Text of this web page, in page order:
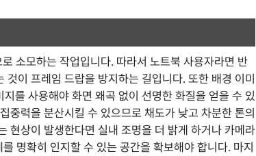
소모하는 작업입니다. 따라서 노트북 사용자라면 반
이 프레임 드랍을 방지하는 길입니다. 또한 배경 이미
를 사용해야 화면 왜곡 없이 선명한 화질을 얻을 수 있
중력을 분산시킬 수 있으므로 채도가 낮고 차분한 톤의
현상이 발생한다면 실내 조명을 더 밝게 하거나 카메라
명확히 인지할 수 있는 공간을 확보해야 합니다. 마지